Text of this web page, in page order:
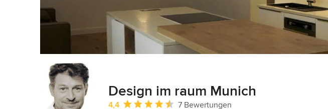
Design im raum Munich
Durchschnittliche Bewertung: 4.4 von 5 Sternen
4,4
7 Bewertungen